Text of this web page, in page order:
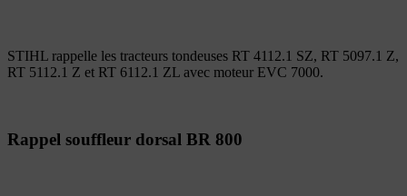
STIHL rappelle les tracteurs tondeuses RT 4112.1 SZ, RT 5097.1 Z,
RT 5112.1 Z et RT 6112.1 ZL avec moteur EVC 7000.
Rappel souffleur dorsal BR 800